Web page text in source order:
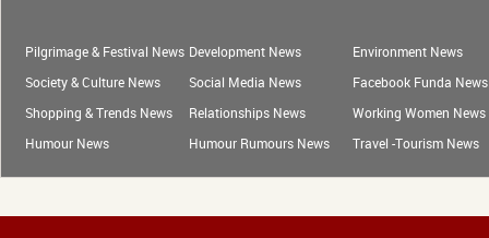
Pilgrimage & Festival News Development News
Environment News
Society & Culture News
Social Media News
Facebook Funda News
Shopping & Trends News
Relationships News
Working Women News
Humour News
Humour Rumours News Travel -Tourism News